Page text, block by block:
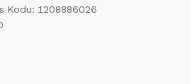
Kodu: 1208886026